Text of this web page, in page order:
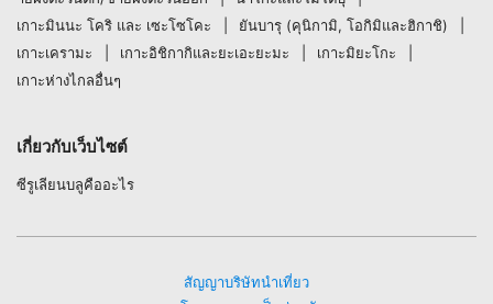
เกาะมินนะ โคริ และ เซะโซโคะ
ยันบารุ (คุนิกามิ, โอกิมิและฮิกาชิ)
เกาะเครามะ
เกาะอิชิกากิและยะเอะยะมะ
เกาะมิยะโกะ
เกาะห่างไกลอื่นๆ
เกี่ยวกับเว็บไซต์
ซีรูเลียนบลูคืออะไร
สัญญาบริษัทนำเที่ยว